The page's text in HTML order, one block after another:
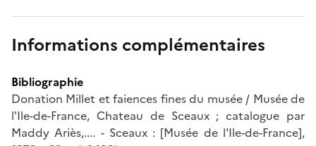
Informations complémentaires
Bibliographie
Donation Millet et faiences fines du musée / Musée de
l'Ile-de-France, Chateau de Sceaux ; catalogue par
Maddy Ariès,.... - Sceaux : [Musée de l'Ile-de-France],